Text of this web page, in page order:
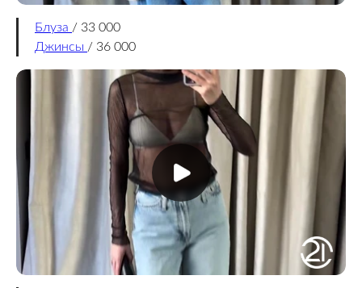
Блуза / 33 000
Джинсы / 36 000